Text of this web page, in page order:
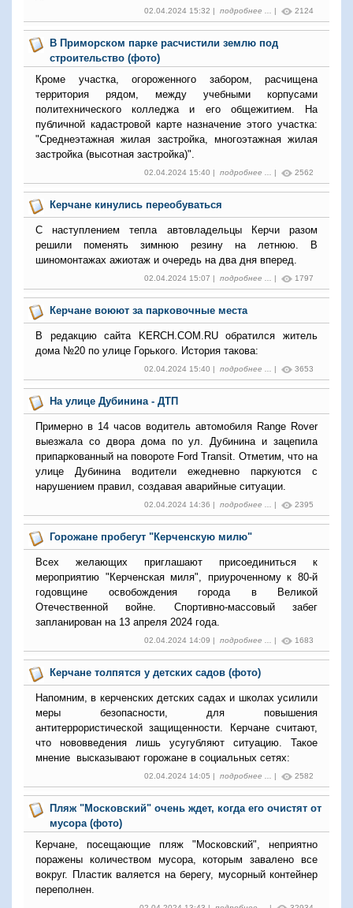
02.04.2024 15:32 | подробнее ... | 2124
В Приморском парке расчистили землю под
строительство (фото)
Кроме участка, огороженного забором, расчищена
территория рядом, между учебными корпусами
политехнического колледжа и его общежитием. На
публичной кадастровой карте назначение этого участка:
"Среднеэтажная жилая застройка, многоэтажная жилая
застройка (высотная застройка)".
02.04.2024 15:40 | подробнее ... | 2562
Керчане кинулись переобуваться
С наступлением тепла автовладельцы Керчи разом
решили поменять зимнюю резину на летнюю. В
шиномонтажах ажиотаж и очередь на два дня вперед.
02.04.2024 15:07 | подробнее ... | 1797
Керчане воюют за парковочные места
В редакцию сайта KERCH.COM.RU обратился житель
дома №20 по улице Горького. История такова:
02.04.2024 15:40 | подробнее ... | 3653
На улице Дубинина - ДТП
Примерно в 14 часов водитель автомобиля Range Rover
выезжала со двора дома по ул. Дубинина и зацепила
припаркованный на повороте Ford Transit. Отметим, что на
улице Дубинина водители ежедневно паркуются с
нарушением правил, создавая аварийные ситуации.
02.04.2024 14:36 | подробнее ... | 2395
Горожане пробегут "Керченскую милю"
Всех желающих приглашают присоединиться к
мероприятию "Керченская миля", приуроченному к 80-й
годовщине освобождения города в Великой
Отечественной войне. Спортивно-массовый забег
запланирован на 13 апреля 2024 года.
02.04.2024 14:09 | подробнее ... | 1683
Керчане толпятся у детских садов (фото)
Напомним, в керченских детских садах и школах усилили
меры безопасности, для повышения
антитеррористической защищенности. Керчане считают,
что нововведения лишь усугубляют ситуацию. Такое
мнение высказывают горожане в социальных сетях:
02.04.2024 14:05 | подробнее ... | 2582
Пляж "Московский" очень ждет, когда его очистят от
мусора (фото)
Керчане, посещающие пляж "Московский", неприятно
поражены количеством мусора, которым завалено все
вокруг. Пластик валяется на берегу, мусорный контейнер
переполнен.